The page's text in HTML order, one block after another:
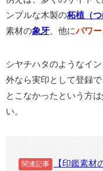
ンプルな木製の柘植（つ
素材の象牙、他にパワ
シヤチハタのようなイ
外なら実印として登録
とこなかったという方は
い。
関連記事
【印鑑素